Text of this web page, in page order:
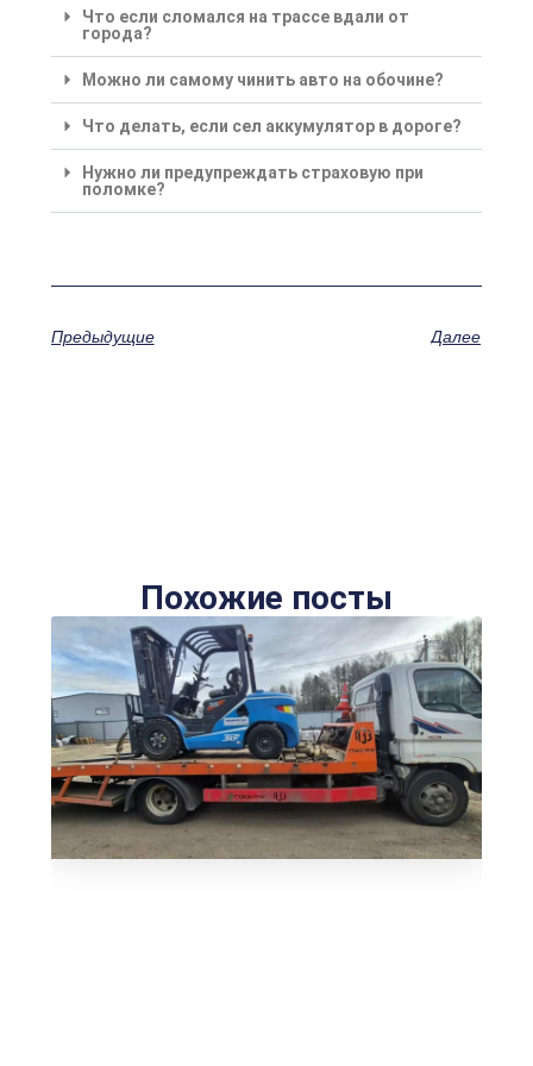
Что если сломался на трассе вдали от
города?
Можно ли самому чинить авто на обочине?
Что делать, если сел аккумулятор в дороге?
Нужно ли предупреждать страховую при
поломке?
Предыдущие Далее
Похожие посты